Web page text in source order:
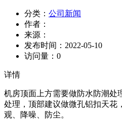
分类： 公司新闻
作者：
来源：
发布时间： 2022-05-10
访问量： 0
详情
机房顶面上方需要做防水防潮处
处理，顶部建议做微孔铝扣天花
观、降噪、防尘。